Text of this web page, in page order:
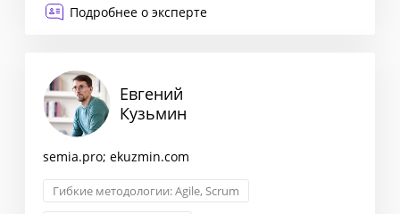
Подробнее о эксперте
Евгений
Кузьмин
semia.pro; ekuzmin.com
Гибкие методологии: Agile, Scrum